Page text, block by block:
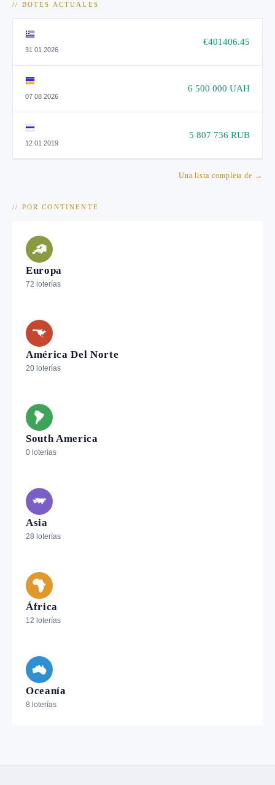
// BOTES ACTUALES
31 01 2026
€401406.45
07 08 2026
6 500 000 UAH
12 01 2019
5 807 736 RUB
Una lista completa de →
// POR CONTINENTE
Europa
72 loterías
América Del Norte
20 loterías
South America
0 loterías
Asia
28 loterías
África
12 loterías
Oceanía
8 loterías